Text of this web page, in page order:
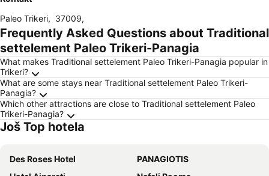
Paleo Trikeri, 37009,
Frequently Asked Questions about Traditional
settelement Paleo Trikeri-Panagia
What makes Traditional settelement Paleo Trikeri-Panagia popular in
Trikeri?
What are some stays near Traditional settelement Paleo Trikeri-
Panagia?
Which other attractions are close to Traditional settelement Paleo
Trikeri-Panagia?
Još Top hotela
Des Roses Hotel
PANAGIOTIS